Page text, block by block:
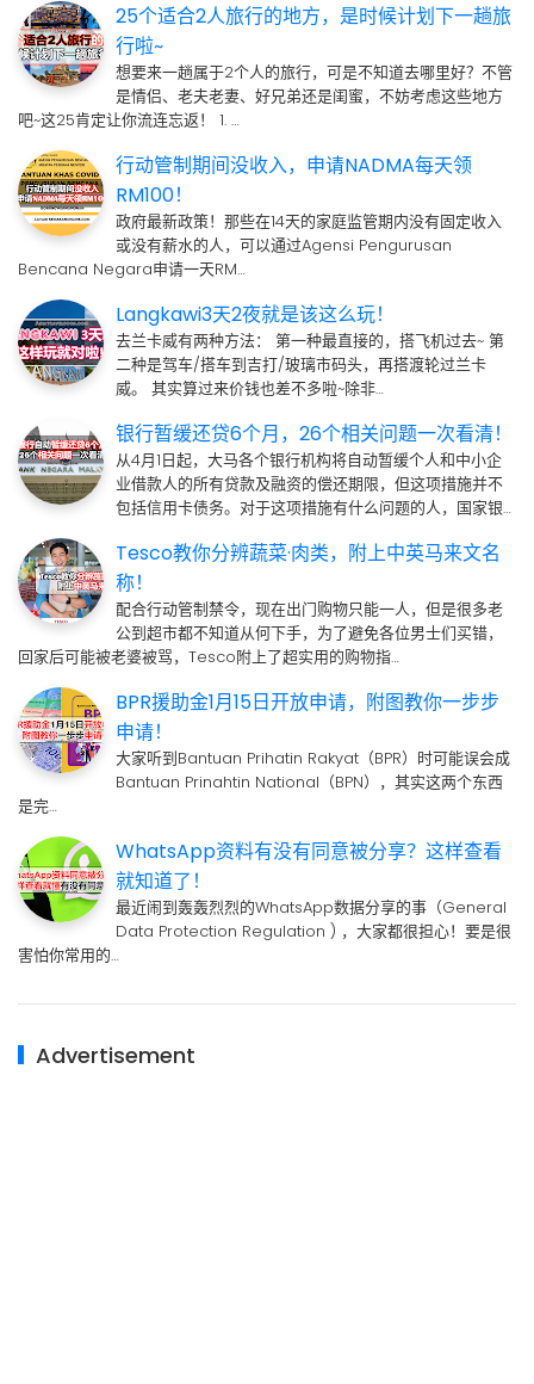
25个适合2人旅行的地方，是时候计划下一趟旅
行啦~
想要来一趟属于2个人的旅行，可是不知道去哪里好？不管
是情侣、老夫老妻、好兄弟还是闺蜜，不妨考虑这些地方
吧~这25肯定让你流连忘返！ 1. …
行动管制期间没收入，申请NADMA每天领
RM100！
政府最新政策！那些在14天的家庭监管期内没有固定收入
或没有薪水的人，可以通过Agensi Pengurusan
Bencana Negara申请一天RM…
Langkawi3天2夜就是该这么玩！
去兰卡威有两种方法： 第一种最直接的，搭飞机过去~ 第
二种是驾车/搭车到吉打/玻璃市码头，再搭渡轮过兰卡
威。 其实算过来价钱也差不多啦~除非…
银行暂缓还贷6个月，26个相关问题一次看清！
从4月1日起，大马各个银行机构将自动暂缓个人和中小企
业借款人的所有贷款及融资的偿还期限，但这项措施并不
包括信用卡债务。对于这项措施有什么问题的人，国家银…
Tesco教你分辨蔬菜·肉类，附上中英马来文名
称！
配合行动管制禁令，现在出门购物只能一人，但是很多老
公到超市都不知道从何下手，为了避免各位男士们买错，
回家后可能被老婆被骂，Tesco附上了超实用的购物指…
BPR援助金1月15日开放申请，附图教你一步步
申请！
大家听到Bantuan Prihatin Rakyat（BPR）时可能误会成
Bantuan Prinahtin National（BPN），其实这两个东西
是完…
WhatsApp资料有没有同意被分享？这样查看
就知道了！
最近闹到轰轰烈烈的WhatsApp数据分享的事（General
Data Protection Regulation ) ，大家都很担心！要是很
害怕你常用的…
Advertisement